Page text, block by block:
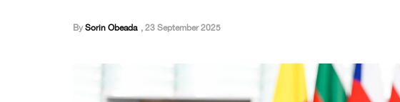
By Sorin Obeada , 23 September 2025